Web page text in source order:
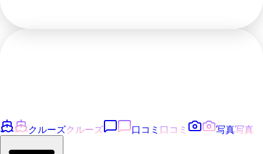
クルーズクルーズ 口コミ 口コミ 写真写真